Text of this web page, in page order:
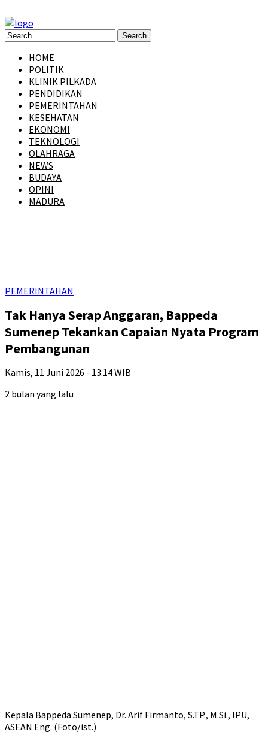
HOME
POLITIK
KLINIK PILKADA
PENDIDIKAN
PEMERINTAHAN
KESEHATAN
EKONOMI
TEKNOLOGI
OLAHRAGA
NEWS
BUDAYA
OPINI
MADURA
PEMERINTAHAN
Tak Hanya Serap Anggaran, Bappeda
Sumenep Tekankan Capaian Nyata Program
Pembangunan
Kamis, 11 Juni 2026 - 13:14 WIB
2 bulan yang lalu
Kepala Bappeda Sumenep, Dr. Arif Firmanto, S.TP., M.Si., IPU,
ASEAN Eng. (Foto/ist.)